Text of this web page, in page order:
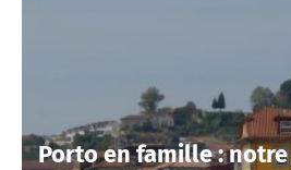
Porto en famille :